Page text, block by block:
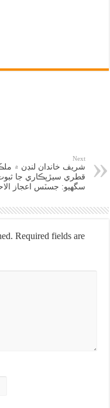
Next
شريف خاندان لنڊن ۾
قطري سيڙپڪاري جا
سگهيو: جسٽس اعجاز
Required fields are